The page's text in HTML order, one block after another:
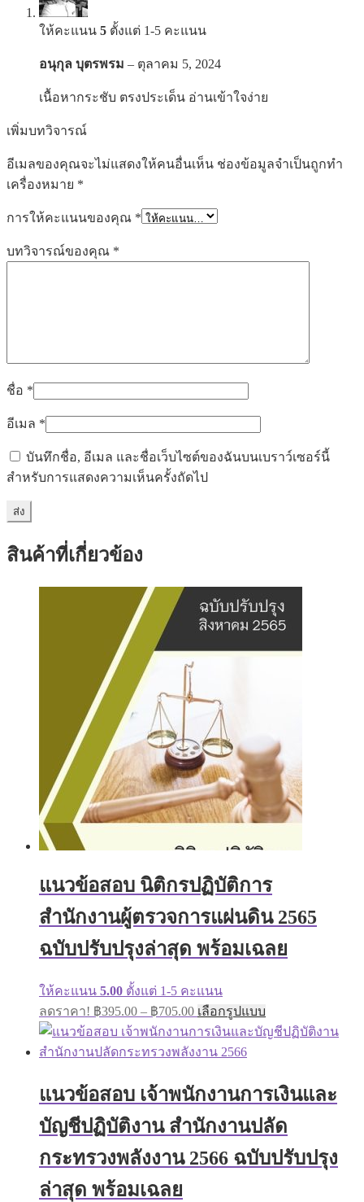
ให้คะแนน 5 ตั้งแต่ 1-5 คะแนน
อนุกุล บุตรพรม – ตุลาคม 5, 2024
เนื้อหากระชับ ตรงประเด็น อ่านเข้าใจง่าย
เพิ่มบทวิจารณ์
อีเมลของคุณจะไม่แสดงให้คนอื่นเห็น ช่องข้อมูลจำเป็นถูกทำ
เครื่องหมาย *
การให้คะแนนของคุณ *
บทวิจารณ์ของคุณ *
ชื่อ *
อีเมล *
บันทึกชื่อ, อีเมล และชื่อเว็บไซต์ของฉันบนเบราว์เซอร์นี้
สำหรับการแสดงความเห็นครั้งถัดไป
สินค้าที่เกี่ยวข้อง
แนวข้อสอบ นิติกรปฏิบัติการ
สำนักงานผู้ตรวจการแผ่นดิน 2565
ฉบับปรับปรุงล่าสุด พร้อมเฉลย
ให้คะแนน 5.00 ตั้งแต่ 1-5 คะแนน
ลดราคา! ฿395.00 – ฿705.00Price
range:
฿395.00
through
เลือกรูปแบบ
product
has
options
be
chosen
on
the
แนวข้อสอบ เจ้าพนักงานการเงินและ
บัญชีปฏิบัติงาน สำนักงานปลัด
กระทรวงพลังงาน 2566 ฉบับปรับปรุง
ล่าสุด พร้อมเฉลย